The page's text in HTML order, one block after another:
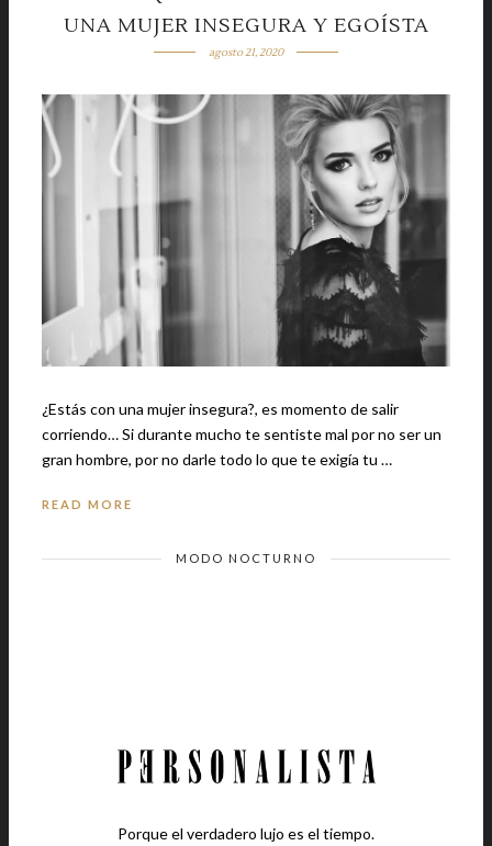
UNA MUJER INSEGURA Y EGOÍSTA
agosto 21, 2020
¿Estás con una mujer insegura?, es momento de salir
corriendo… Si durante mucho te sentiste mal por no ser un
gran hombre, por no darle todo lo que te exigía tu …
READ MORE
MODO NOCTURNO
Porque el verdadero lujo es el tiempo.